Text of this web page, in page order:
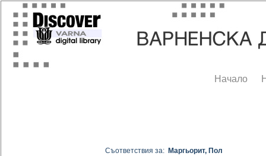
Начало
Съответствия за: Маргьорит, Пол